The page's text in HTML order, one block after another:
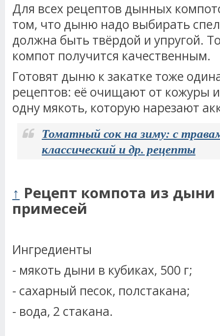
Для всех рецептов дынных
том, что дыню надо выбирать
должна быть твёрдой и упругой.
компот получится качественным.
Готовят дыню к закатке тоже
рецептов: её очищают от кожуры
одну мякоть, которую нарезают
Томатный сок на зиму: с
классический и др. рецепты
↑ Рецепт компота из дыни
примесей
Ингредиенты
- мякоть дыни в кубиках, 500 г;
- сахарный песок, полстакана;
- вода, 2 стакана.